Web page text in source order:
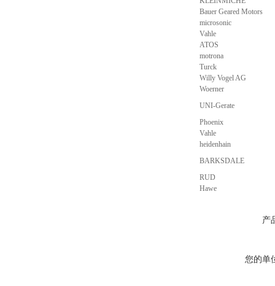
Bauer Geared Motors
microsonic
Vahle
ATOS
motrona
Turck
Willy Vogel AG
Woerner
UNI-Gerate
Phoenix
Vahle
heidenhain
BARKSDALE
RUD
Hawe
产
您的单